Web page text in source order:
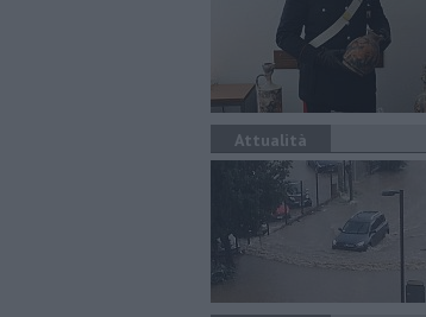
Attualità